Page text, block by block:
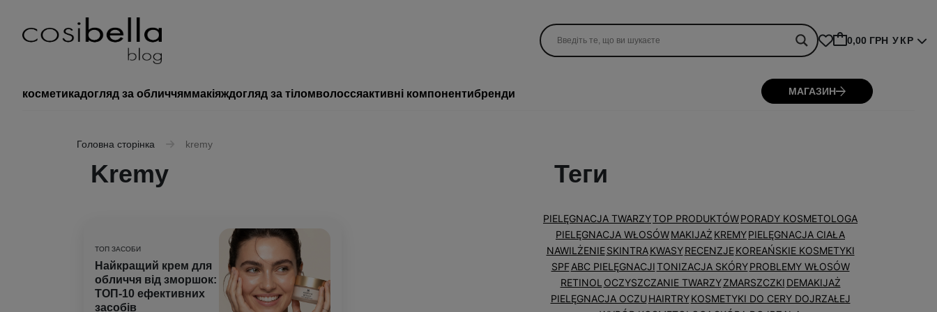
0,00 ГРН УКР
косметикадогляд за обличчяммакіяждогляд за тіломволоссяактивні компонентибренди МАГАЗИН
Головна сторінка kremy
Kremy
ТОП ЗАСОБИ
Найкращий крем для
обличчя від зморшок:
ТОП-10 ефективних
засобів
Теги
PIELĘGNACJA TWARZYTOP PRODUKTÓWPORADY KOSMETOLOGA
PIELĘGNACJA WŁOSÓWMAKIJAŻ KREMYPIELĘGNACJA CIAŁA
NAWILŻENIE SKINTRA KWASY RECENZJE KOREAŃSKIE KOSMETYKI
SPF ABC PIELĘGNACJITONIZACJA SKÓRY PROBLEMY WŁOSÓW
RETINOL OCZYSZCZANIE TWARZY ZMARSZCZKI DEMAKIJAŻ
PIELĘGNACJA OCZU HAIRTRY KOSMETYKI DO CERY DOJRZAŁEJ